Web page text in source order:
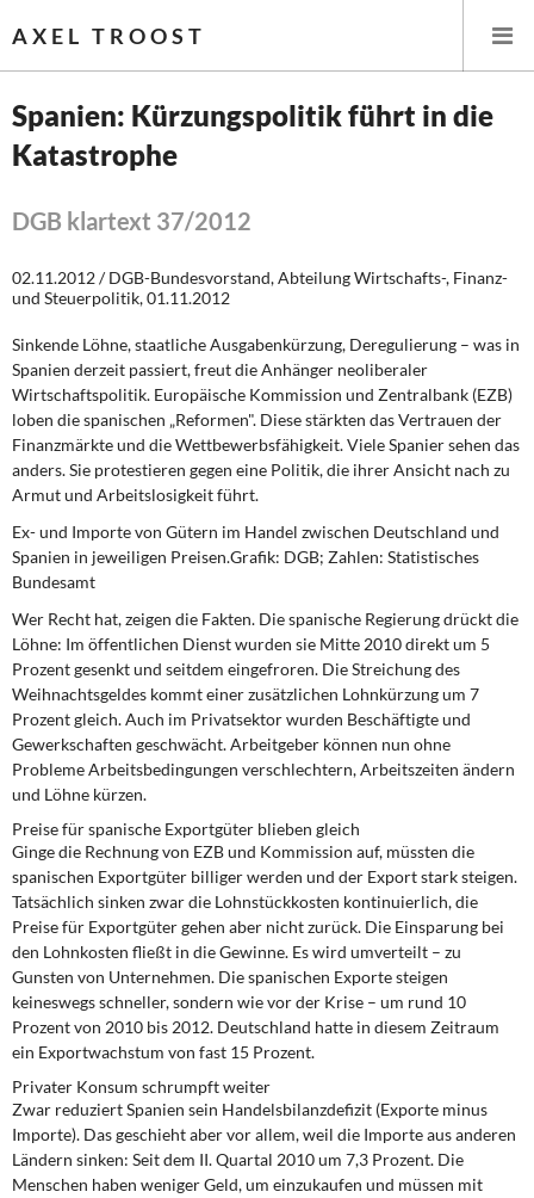
AXEL TROOST
Startseite
Themen
Leitlinien linker Wirtschafts- und Finanzpolitik
Steuer- und Finanzpolitik
Öffentliche Infrastruktur und Daseinsvorsorge
Eurokrise und Griechenland
DIE LINKE
Memo-Gruppe
Institut Solidarische Moderne
Rosa-Luxemburg-Stiftung
Über mich
Kontakt
Spanien: Kürzungspolitik führt in die
Katastrophe
DGB klartext 37/2012
02.11.2012 / DGB-Bundesvorstand, Abteilung Wirtschafts-, Finanz-
und Steuerpolitik, 01.11.2012
Sinkende Löhne, staatliche Ausgabenkürzung, Deregulierung – was in
Spanien derzeit passiert, freut die Anhänger neoliberaler
Wirtschaftspolitik. Europäische Kommission und Zentralbank (EZB)
loben die spanischen „Reformen". Diese stärkten das Vertrauen der
Finanzmärkte und die Wettbewerbsfähigkeit. Viele Spanier sehen das
anders. Sie protestieren gegen eine Politik, die ihrer Ansicht nach zu
Armut und Arbeitslosigkeit führt.
Ex- und Importe von Gütern im Handel zwischen Deutschland und
Spanien in jeweiligen Preisen.Grafik: DGB; Zahlen: Statistisches
Bundesamt
Wer Recht hat, zeigen die Fakten. Die spanische Regierung drückt die
Löhne: Im öffentlichen Dienst wurden sie Mitte 2010 direkt um 5
Prozent gesenkt und seitdem eingefroren. Die Streichung des
Weihnachtsgeldes kommt einer zusätzlichen Lohnkürzung um 7
Prozent gleich. Auch im Privatsektor wurden Beschäftigte und
Gewerkschaften geschwächt. Arbeitgeber können nun ohne
Probleme Arbeitsbedingungen verschlechtern, Arbeitszeiten ändern
und Löhne kürzen.
Preise für spanische Exportgüter blieben gleich
Ginge die Rechnung von EZB und Kommission auf, müssten die
spanischen Exportgüter billiger werden und der Export stark steigen.
Tatsächlich sinken zwar die Lohnstückkosten kontinuierlich, die
Preise für Exportgüter gehen aber nicht zurück. Die Einsparung bei
den Lohnkosten fließt in die Gewinne. Es wird umverteilt – zu
Gunsten von Unternehmen. Die spanischen Exporte steigen
keineswegs schneller, sondern wie vor der Krise – um rund 10
Prozent von 2010 bis 2012. Deutschland hatte in diesem Zeitraum
ein Exportwachstum von fast 15 Prozent.
Privater Konsum schrumpft weiter
Zwar reduziert Spanien sein Handelsbilanzdefizit (Exporte minus
Importe). Das geschieht aber vor allem, weil die Importe aus anderen
Ländern sinken: Seit dem II. Quartal 2010 um 7,3 Prozent. Die
Menschen haben weniger Geld, um einzukaufen und müssen mit